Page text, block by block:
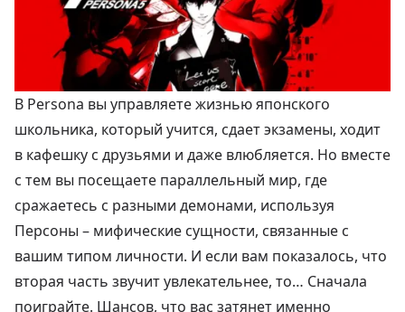
В Persona вы управляете жизнью японского
школьника, который учится, сдает экзамены, ходит
в кафешку с друзьями и даже влюбляется. Но вместе
с тем вы посещаете параллельный мир, где
сражаетесь с разными демонами, используя
Персоны – мифические сущности, связанные с
вашим типом личности. И если вам показалось, что
вторая часть звучит увлекательнее, то… Сначала
поиграйте. Шансов, что вас затянет именно